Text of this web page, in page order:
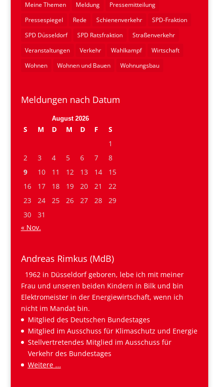
Meine Themen
Meldung
Pressemitteilung
Pressespiegel
Rede Schienenverkehr
SPD-Fraktion
SPD Düsseldorf
SPD Ratsfraktion
Straßenverkehr
Veranstaltungen
Verkehr Wahlkampf
Wirtschaft
Wohnen
Wohnen und Bauen Wohnungsbau
Meldungen nach Datum
August 2026
S M D M D F
S
1
2
3 4 5 6 7
8
9
10 11 12 13 14
15
16
17 18 19 20 21
22
23
24 25 26 27 28
29
30
31
« Nov.
Andreas Rimkus (MdB)
1962 in Düsseldorf geboren, lebe ich mit meiner
Frau und unseren beiden Kindern in Bilk und bin
Elektromeister in der Energiewirtschaft, wenn ich
nicht im Mandat bin.
Mitglied des Deutschen Bundestages
Mitglied im Ausschuss für Klimaschutz und Energie
Stellvertretendes Mitglied im Ausschuss für
Verkehr des Bundestages
Weitere ...